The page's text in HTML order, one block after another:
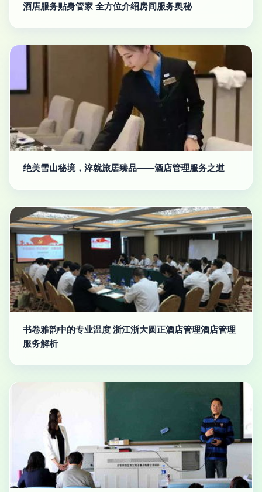
酒店服务贴身管家 全方位介绍房间服务奥秘
绝美雪山秘境，淬就旅居臻品——酒店管理服务之道
书卷雅韵中的专业温度 浙江浙大圆正酒店管理酒店管理
服务解析